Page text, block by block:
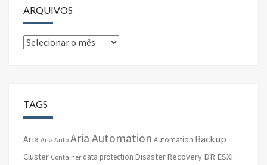
ARQUIVOS
Arquivos
TAGS
Aria Aria Auto Aria Automation Automation Backup
Cluster Container data protection Disaster Recovery DR ESXi